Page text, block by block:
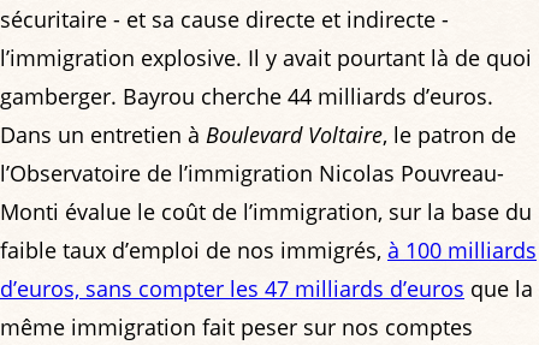
sécuritaire - et sa cause directe et indirecte -
l’immigration explosive. Il y avait pourtant là de quoi
gamberger. Bayrou cherche 44 milliards d’euros.
Dans un entretien à Boulevard Voltaire, le patron de
l’Observatoire de l’immigration Nicolas Pouvreau-
Monti évalue le coût de l’immigration, sur la base du
faible taux d’emploi de nos immigrés, à 100 milliards
d’euros, sans compter les 47 milliards d’euros que la
même immigration fait peser sur nos comptes